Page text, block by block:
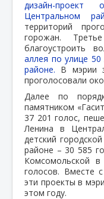
дизайн-
Центральном
территорий
горожан.
благоустроить
аллея по улице
районе. В мэрии
проголосовали
Далее по
памятником
37 201 голос,
Ленина в
детский
районе – 30 585
Комсомольской
голосов. Вместе
эти проекты в
этом году.